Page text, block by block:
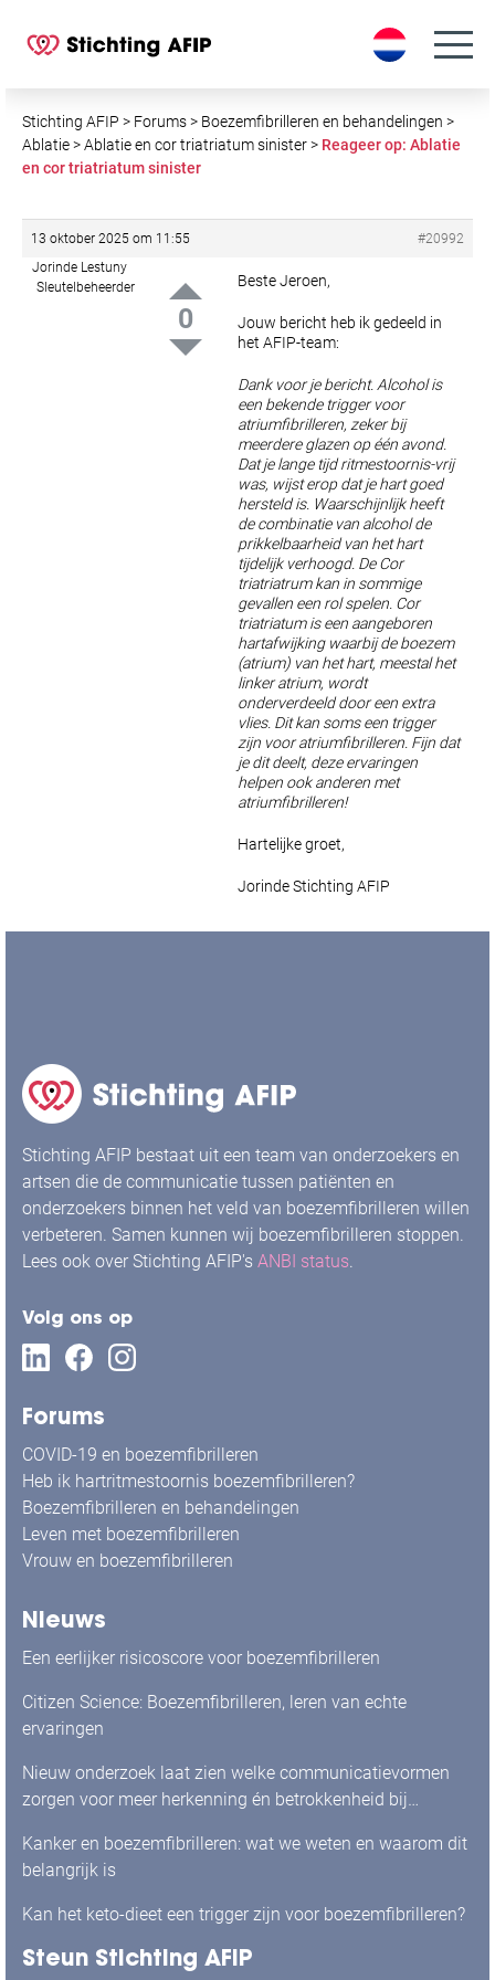
Stichting AFIP > Forums> Boezemfibrilleren en behandelingen >
Ablatie>Ablatie en cor triatriatum sinister> Reageer op: Ablatie
en cor triatriatum sinister
13 oktober 2025 om 11:55
#20992
Jorinde Lestuny
Sleutelbeheerder
0
Beste Jeroen,
Jouw bericht heb ik gedeeld in
het AFIP-team:
Dank voor je bericht. Alcohol is
een bekende trigger voor
atriumfibrilleren, zeker bij
meerdere glazen op één avond.
Dat je lange tijd ritmestoornis-vrij
was, wijst erop dat je hart goed
hersteld is. Waarschijnlijk heeft
de combinatie van alcohol de
prikkelbaarheid van het hart
tijdelijk verhoogd. De Cor
triatriatrum kan in sommige
gevallen een rol spelen. Cor
triatriatum is een aangeboren
hartafwijking waarbij de boezem
(atrium) van het hart, meestal het
linker atrium, wordt
onderverdeeld door een extra
vlies. Dit kan soms een trigger
zijn voor atriumfibrilleren. Fijn dat
je dit deelt, deze ervaringen
helpen ook anderen met
atriumfibrilleren!
Hartelijke groet,
JorindeStichting AFIP
Stichting AFIP bestaat uit een team van onderzoekers en
artsen die de communicatie tussen patiënten en
onderzoekers binnen het veld van boezemfibrilleren willen
verbeteren. Samen kunnen wij boezemfibrilleren stoppen.
Lees ook over Stichting AFIP's ANBI status.
Volg ons op
Forums
COVID-19 en boezemfibrilleren
Heb ik hartritmestoornis boezemfibrilleren?
Boezemfibrilleren en behandelingen
Leven met boezemfibrilleren
Vrouw en boezemfibrilleren
Nieuws
Een eerlijker risicoscore voor boezemfibrilleren
Citizen Science: Boezemfibrilleren, leren van echte
ervaringen
Nieuw onderzoek laat zien welke communicatievormen
zorgen voor meer herkenning én betrokkenheid bij
Kanker en boezemfibrilleren: wat we weten en waarom dit
belangrijk is
Kan het keto-dieet een trigger zijn voor boezemfibrilleren?
Steun Stichting AFIP